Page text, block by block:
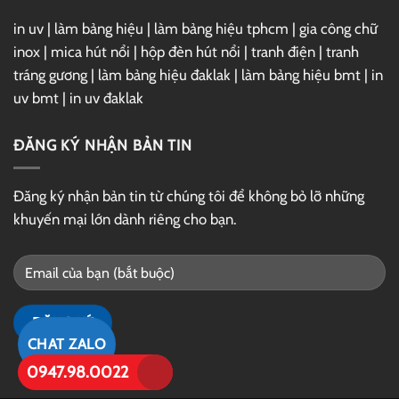
CHAT ZALO
0947.98.0022
in uv | làm bảng hiệu | làm bảng hiệu tphcm | gia công chữ
inox | mica hút nổi | hộp đèn hút nổi | tranh điện | tranh
tráng gương | làm bảng hiệu đaklak | làm bảng hiệu bmt | in
uv bmt | in uv đaklak
ĐĂNG KÝ NHẬN BẢN TIN
Đăng ký nhận bản tin từ chúng tôi để không bỏ lỡ những
khuyến mại lớn dành riêng cho bạn.